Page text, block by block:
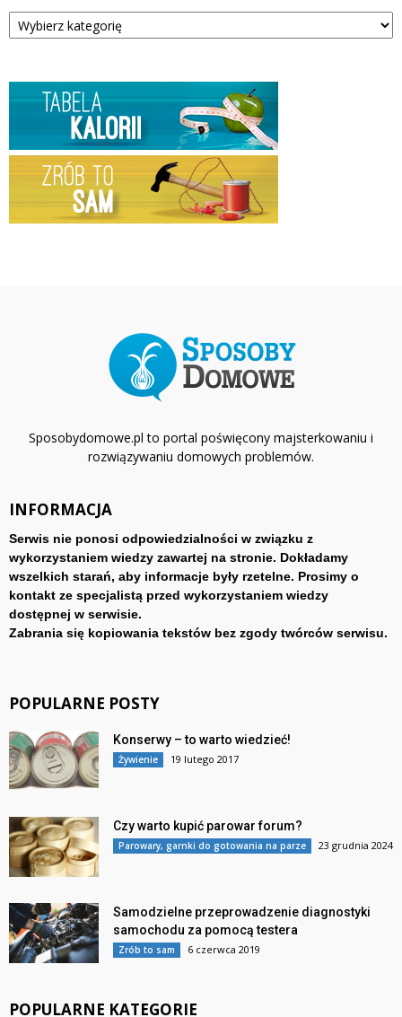
Kategorie
Sposobydomowe.pl to portal poświęcony majsterkowaniu i
rozwiązywaniu domowych problemów.
INFORMACJA
Serwis nie ponosi odpowiedzialności w związku z
wykorzystaniem wiedzy zawartej na stronie. Dokładamy
wszelkich starań, aby informacje były rzetelne. Prosimy o
kontakt ze specjalistą przed wykorzystaniem wiedzy
dostępnej w serwisie.
Zabrania się kopiowania tekstów bez zgody twórców serwisu.
POPULARNE POSTY
Konserwy – to warto wiedzieć!
Żywienie 19 lutego 2017
Czy warto kupić parowar forum?
Parowary, garnki do gotowania na parze 23 grudnia 2024
Samodzielne przeprowadzenie diagnostyki
samochodu za pomocą testera
Zrób to sam 6 czerwca 2019
POPULARNE KATEGORIE